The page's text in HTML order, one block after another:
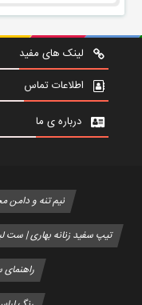
لینک های مفید
اطلاعات تماس
درباره ی ما
نیم تنه و دامن
تیپ سفید زنانه بهاری | ست